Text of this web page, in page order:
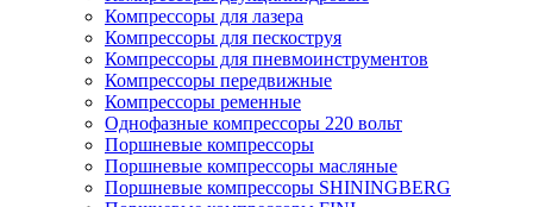
Компрессоры для лазера
Компрессоры для пескоструя
Компрессоры для пневмоинструментов
Компрессоры передвижные
Компрессоры ременные
Однофазные компрессоры 220 вольт
Поршневые компрессоры
Поршневые компрессоры масляные
Поршневые компрессоры SHININGBERG